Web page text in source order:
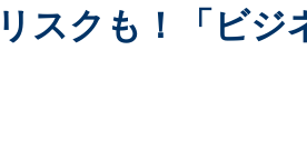
スクも！「ビジ